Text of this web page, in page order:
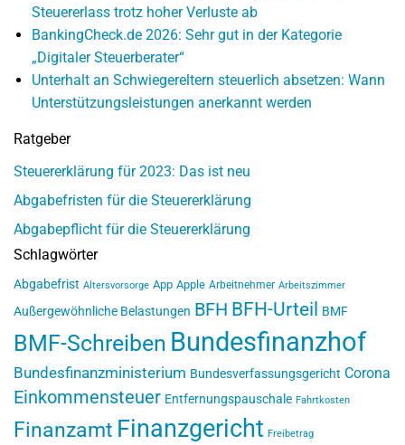
Steuererlass trotz hoher Verluste ab
BankingCheck.de 2026: Sehr gut in der Kategorie
„Digitaler Steuerberater“
Unterhalt an Schwiegereltern steuerlich absetzen: Wann
Unterstützungsleistungen anerkannt werden
Ratgeber
Steuererklärung für 2023: Das ist neu
Abgabefristen für die Steuererklärung
Abgabepflicht für die Steuererklärung
Schlagwörter
Abgabefrist Altersvorsorge App Apple Arbeitnehmer Arbeitszimmer
Außergewöhnliche Belastungen BFH BFH-Urteil BMF
BMF-Schreiben Bundesfinanzhof
Bundesfinanzministerium Bundesverfassungsgericht Corona
Einkommensteuer Entfernungspauschale Fahrtkosten
Finanzamt Finanzgericht Freibetrag